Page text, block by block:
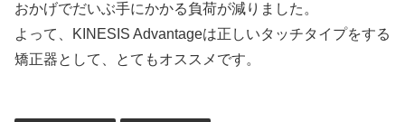
おかげでだいぶ手にかかる負荷が減りました。
よって、KINESIS Advantageは正しいタッチタイプをする
矯正器として、とてもオススメです。